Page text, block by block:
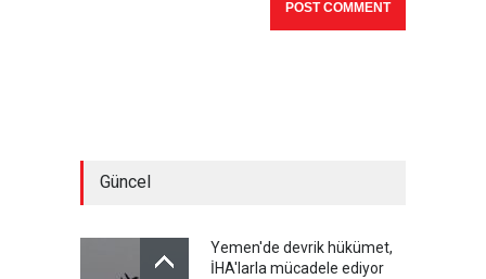
Güncel
Yemen'de devrik hükümet,
İHA'larla mücadele ediyor